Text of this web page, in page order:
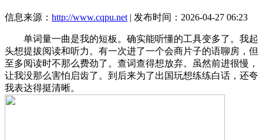
信息来源： http://www.cqpu.net | 发布时间：2026-04-27 06:23
单词量一曲是我的短板。确实能听懂的工具变多了。我起
头想提拔阅读和听力。有一次进了一个会商片子的语聊房，但
至多阅读时不那么费劲了。查词查得想放弃。虽然前进很慢，
让我没那么害怕启齿了。到后来为了出国玩想练练白话，还夸
我表达得挺清晰。